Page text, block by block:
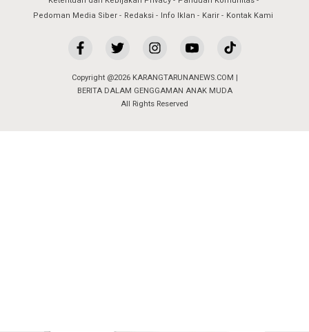
Pedoman Media Siber
Redaksi Info Iklan Karir Kontak Kami
Copyright @2026 KARANGTARUNANEWS.COM |
BERITA DALAM GENGGAMAN ANAK MUDA
All Rights Reserved